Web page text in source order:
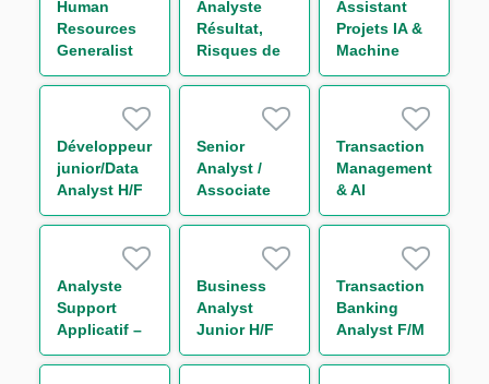
Human
Resources
Generalist
Analyste
Résultat,
Risques de
Marché et
périmètre
Trésorerie
H/F
Assistant
Projets IA &
Machine
Learning H/F
Développeur
junior/Data
Analyst H/F
Senior
Analyst /
Associate
Leveraged
Transaction
Management
& AI
Innovation
Analyste
Support
Applicatif –
Global
Business
Analyst
Junior H/F
Transaction
Banking
Analyst F/M